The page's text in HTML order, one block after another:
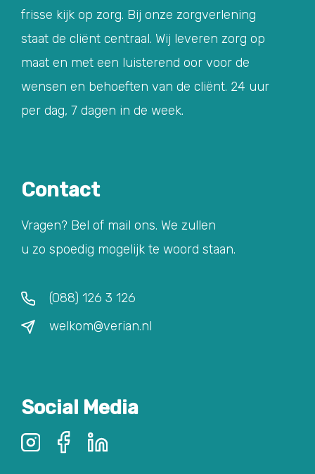
frisse kijk op zorg. Bij onze zorgverlening
staat de cliënt centraal. Wij leveren zorg op
maat en met een luisterend oor voor de
wensen en behoeften van de cliënt. 24 uur
per dag, 7 dagen in de week.
Contact
Vragen? Bel of mail ons. We zullen
u zo spoedig mogelijk te woord staan.
(088) 126 3 126
welkom@verian.nl
Social Media